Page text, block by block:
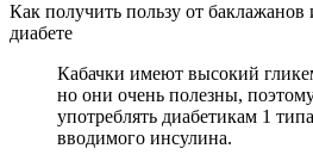
Как получить пользу от баклажанов
диабете
Кабачки имеют высокий
но они очень полезны,
употреблять диабетикам 1
вводимого инсулина.